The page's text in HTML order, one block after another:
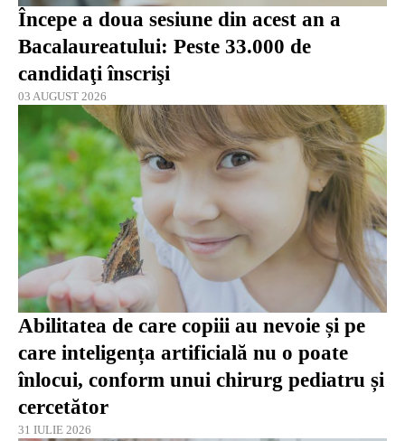
Începe a doua sesiune din acest an a
Bacalaureatului: Peste 33.000 de
candidaţi înscrişi
03 AUGUST 2026
Abilitatea de care copiii au nevoie și pe
care inteligența artificială nu o poate
înlocui, conform unui chirurg pediatru și
cercetător
31 IULIE 2026